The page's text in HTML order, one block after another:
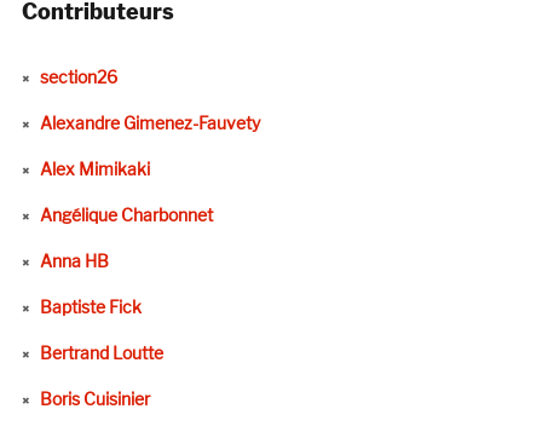
Contributeurs
section26
Alexandre Gimenez-Fauvety
Alex Mimikaki
Angélique Charbonnet
Anna HB
Baptiste Fick
Bertrand Loutte
Boris Cuisinier